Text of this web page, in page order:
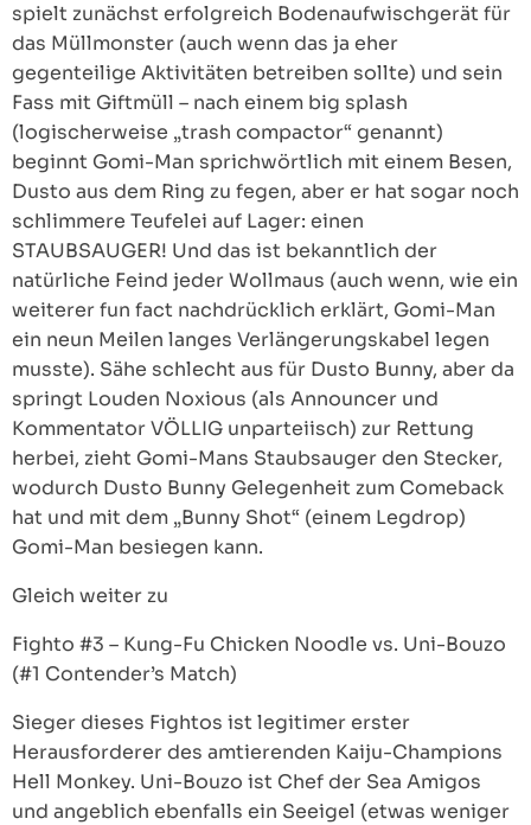
spielt zunächst erfolgreich Bodenaufwischgerät für
das Müllmonster (auch wenn das ja eher
gegenteilige Aktivitäten betreiben sollte) und sein
Fass mit Giftmüll – nach einem big splash
(logischerweise „trash compactor“ genannt)
beginnt Gomi-Man sprichwörtlich mit einem Besen,
Dusto aus dem Ring zu fegen, aber er hat sogar noch
schlimmere Teufelei auf Lager: einen
STAUBSAUGER! Und das ist bekanntlich der
natürliche Feind jeder Wollmaus (auch wenn, wie ein
weiterer fun fact nachdrücklich erklärt, Gomi-Man
ein neun Meilen langes Verlängerungskabel legen
musste). Sähe schlecht aus für Dusto Bunny, aber da
springt Louden Noxious (als Announcer und
Kommentator VÖLLIG unparteiisch) zur Rettung
herbei, zieht Gomi-Mans Staubsauger den Stecker,
wodurch Dusto Bunny Gelegenheit zum Comeback
hat und mit dem „Bunny Shot“ (einem Legdrop)
Gomi-Man besiegen kann.
Gleich weiter zu
Fighto #3 – Kung-Fu Chicken Noodle vs. Uni-Bouzo
(#1 Contender’s Match)
Sieger dieses Fightos ist legitimer erster
Herausforderer des amtierenden Kaiju-Champions
Hell Monkey. Uni-Bouzo ist Chef der Sea Amigos
und angeblich ebenfalls ein Seeigel (etwas weniger